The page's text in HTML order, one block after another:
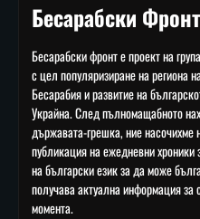
Бесарабски Фронт
Бесарабски фронт е проект на
с цел популяризиране на региона
Бесарабия и развитие на
Украйна. След пълномащабното
държавата-грешка, ние насочихме
публикация на ежедневни хроники
на български език за да може
получава актуална информация за
момента.